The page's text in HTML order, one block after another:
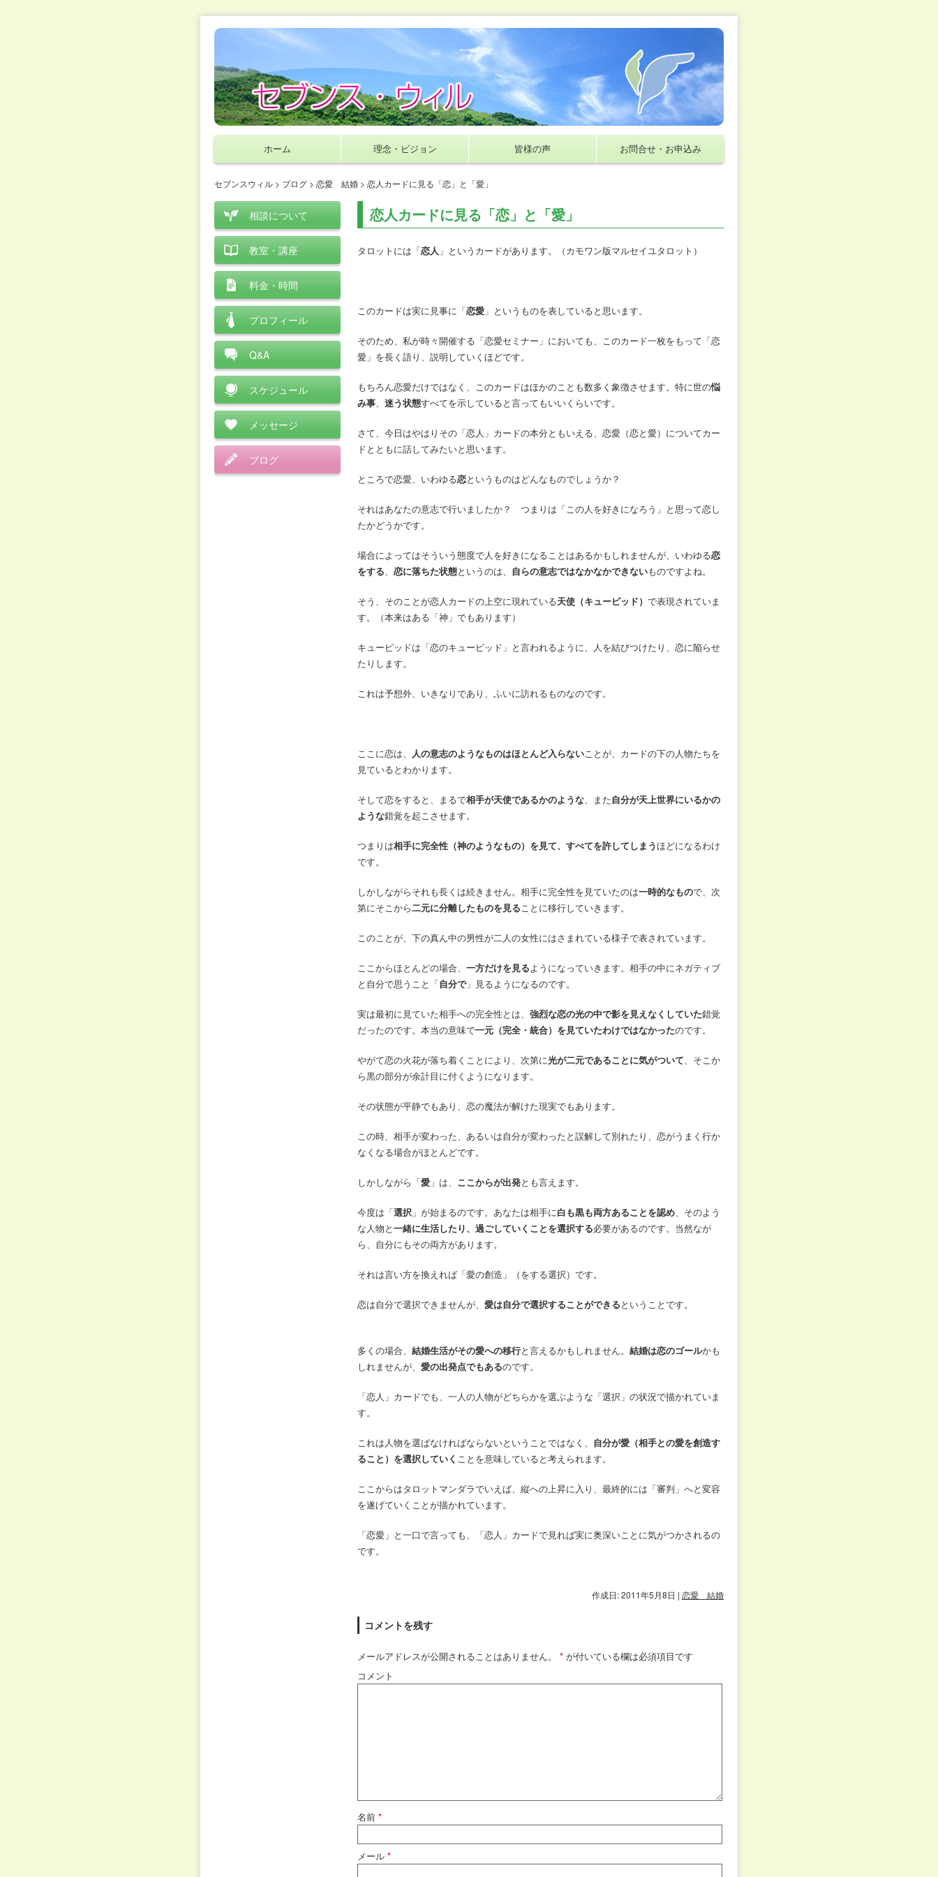
ホーム 理念・ビジョン 皆様の声 お問合せ・お申込み
セブンスウィル > ブログ > 恋愛 結婚 > 恋人カードに見る「恋」と「愛」
恋人カードに見る「恋」と「愛」
タロットには「恋人 」というカードがあります。（カモワン版マルセイユタロット）
このカードは実に見事に「恋愛 」というものを表していると思います。
そのため、私が時々開催する「恋愛セミナー」においても、このカード一枚をもって「恋
愛」を長く語り、説明していくほどです。
もちろん恋愛だけではなく、このカードはほかのことも数多く象徴させます。特に世の悩
み事、 迷う状態すべてを示していると言ってもいいくらいです。
さて、今日はやはりその「恋人」カードの本分ともいえる、恋愛（恋と愛）についてカー
ドとともに話してみたいと思います。
ところで恋愛、いわゆる恋というものはどんなものでしょうか？
それはあなたの意志で行いましたか？ つまりは「この人を好きになろう」と思って恋し
たかどうかです。
場合によってはそういう態度で人を好きになることはあるかもしれませんが、いわゆる恋
をする、 恋に落ちた状態というのは、 自らの意志ではなかなかできないものですよね。
そう、そのことが恋人カードの上空に現れている天使（キューピッド） で表現されていま
す。（本来はある「神」でもあります）
キューピッドは「恋のキューピッド」と言われるように、人を結びつけたり、恋に陥らせ
たりします。
これは予想外、いきなりであり、ふいに訪れるものなのです。
ここに恋は、 人の意志のようなものはほとんど入らないことが、カードの下の人物たちを
見ているとわかります。
そして恋をすると、まるで相手が天使であるかのような、また自分が天上世界にいるかの
ような錯覚を起こさせます。
つまりは相手に完全性（神のようなもの）を見て、すべてを許してしまうほどになるわけ
です。
しかしながらそれも長くは続きません。相手に完全性を見ていたのは一時的なもので、次
第にそこから二元に分離したものを見ることに移行していきます。
このことが、下の真ん中の男性が二人の女性にはさまれている様子で表されています。
ここからほとんどの場合、 一方だけを見るようになっていきます。相手の中にネガティブ
と自分で思うこと「自分で」見るようになるのです。
実は最初に見ていた相手への完全性とは、 強烈な恋の光の中で影を見えなくしていた錯覚
だったのです。本当の意味で一元（完全・統合）を見ていたわけではなかったのです。
やがて恋の火花が落ち着くことにより、次第に光が二元であることに気がついて、そこか
ら黒の部分が余計目に付くようになります。
その状態が平静でもあり、恋の魔法が解けた現実でもあります。
この時、相手が変わった、あるいは自分が変わったと誤解して別れたり、恋がうまく行か
なくなる場合がほとんどです。
しかしながら「愛 」は、 ここからが出発とも言えます。
今度は「選択 」が始まるのです。あなたは相手に白も黒も両方あることを認め、そのよう
な人物と一緒に生活したり、過ごしていくことを選択する必要があるのです。当然なが
ら、自分にもその両方があります。
それは言い方を換えれば「愛の創造」（をする選択）です。
恋は自分で選択できませんが、 愛は自分で選択することができるということです。
多くの場合、 結婚生活がその愛への移行と言えるかもしれません。 結婚は恋のゴールかも
しれませんが、 愛の出発点でもあるのです。
「恋人」カードでも、一人の人物がどちらかを選ぶような「選択」の状況で描かれていま
す。
これは人物を選ばなければならないということではなく、 自分が愛（相手との愛を創造す
ること）を選択していく ことを意味していると考えられます。
ここからはタロットマンダラでいえば、縦への上昇に入り、最終的には「審判」へと変容
を遂げていくことが描かれています。
「恋愛」と一口で言っても、「恋人」カードで見れば実に奥深いことに気がつかされるの
です。
作成日: 2011年5月8日 | 恋愛 結婚
コメントを残す
メールアドレスが公開されることはありません。 * が付いている欄は必須項目です
コメント
名前 *
メール *
相談について
教室・講座
料金・時間
プロフィール
Q&A
スケジュール
メッセージ
ブログ